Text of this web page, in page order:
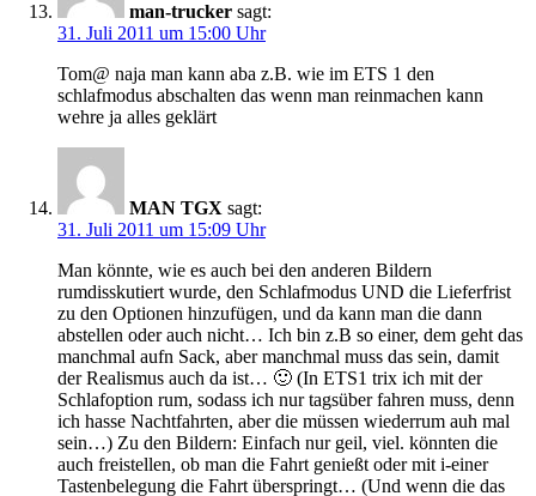
man-trucker sagt:
31. Juli 2011 um 15:00 Uhr
Tom@ naja man kann aba z.B. wie im ETS 1 den
schlafmodus abschalten das wenn man reinmachen kann
wehre ja alles geklärt
MAN TGX sagt:
31. Juli 2011 um 15:09 Uhr
Man könnte, wie es auch bei den anderen Bildern
rumdisskutiert wurde, den Schlafmodus UND die Lieferfrist
zu den Optionen hinzufügen, und da kann man die dann
abstellen oder auch nicht… Ich bin z.B so einer, dem geht das
manchmal aufn Sack, aber manchmal muss das sein, damit
der Realismus auch da ist… 🙂 (In ETS1 trix ich mit der
Schlafoption rum, sodass ich nur tagsüber fahren muss, denn
ich hasse Nachtfahrten, aber die müssen wiederrum auh mal
sein…) Zu den Bildern: Einfach nur geil, viel. könnten die
auch freistellen, ob man die Fahrt genießt oder mit i-einer
Tastenbelegung die Fahrt überspringt… (Und wenn die das